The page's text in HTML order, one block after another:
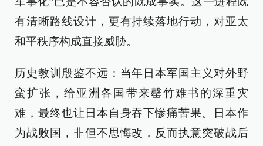
有清晰路线设计，更有持续落地行动，对亚太
和平秩序构成直接威胁。
历史教训殷鉴不远：当年日本军国主义对外野
蛮扩张，给亚洲各国带来罄竹难书的深重灾
难，最终也让日本自身吞下惨痛苦果。日本作
为战败国，非但不思悔改，反而执意突破战后